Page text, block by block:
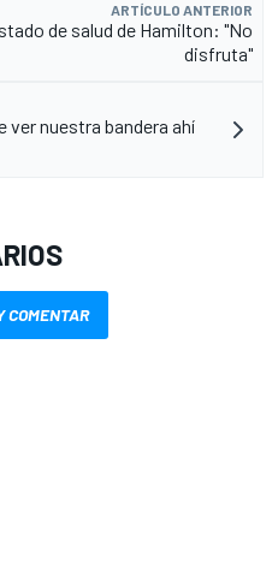
ARTÍCULO ANTERIOR
de salud de Hamilton: "No
disfruta"
ver nuestra bandera ahí
COMENTAR